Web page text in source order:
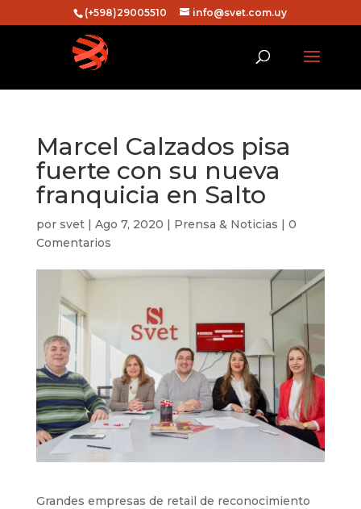
(+598)29005510 info@svet.com.uy
Marcel Calzados pisa
fuerte con su nueva
franquicia en Salto
por svet| Ago 7, 2020 | Prensa & Noticias | 0
Comentarios
Grandes empresas de retail de reconocimiento